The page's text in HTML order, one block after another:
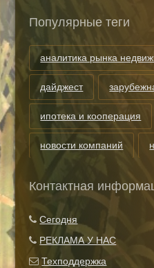
Популярные теги
аналитика рынка
дайджест
ипотека и кооперация
новости компаний
Показать все теги
Контактная
Сегодня
РЕКЛАМА У НАС
Техподдержка